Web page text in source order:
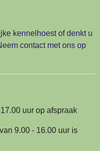
kennelhoest of denkt u
contact met ons op
uur op afspraak
9.00 - 16.00 uur is